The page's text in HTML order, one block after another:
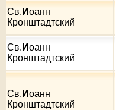
Св. Иоанн
Кронштадтский
Св. Иоанн
Кронштадтский
Св. Иоанн
Кронштадтский